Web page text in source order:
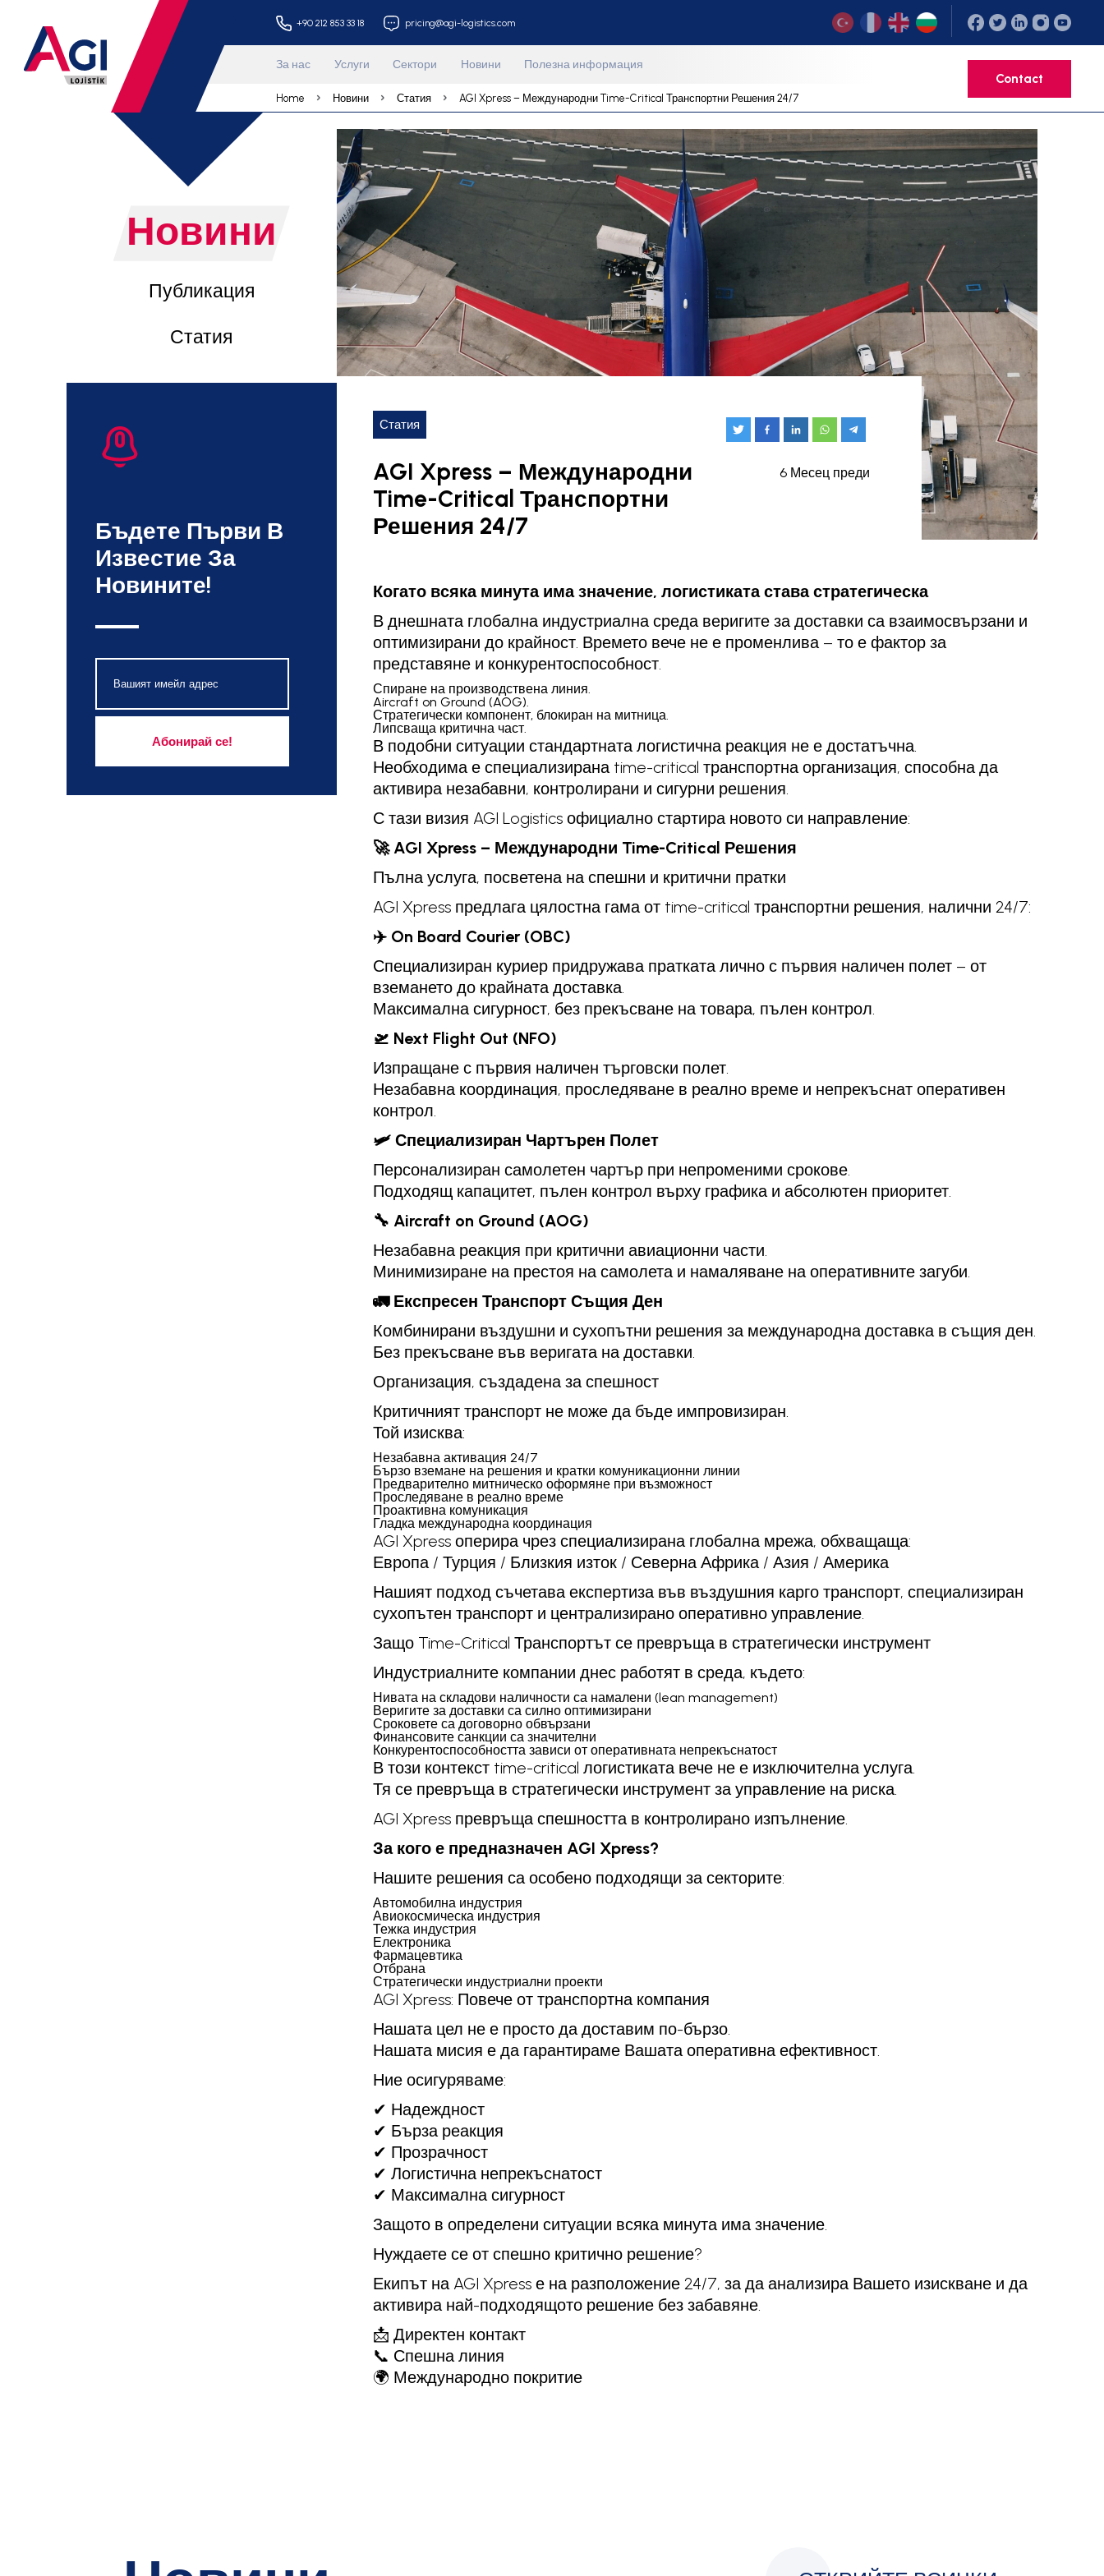
+90 212 853 33 18 pricing@agi-logistics.com
За нас Услуги Полезна информация
Home Новини Статия AGI Xpress – Международни Time-Critical Транспортни Решения 24/7
Новини
Публикация
Статия
Бъдете Първи В
Известие За
Новините!
Статия
AGI Xpress – Международни
Time-Critical Транспортни
Решения 24/7
6 Месец преди
Когато всяка минута има значение, логистиката става стратегическа
В днешната глобална индустриална среда веригите за доставки са взаимосвързани и
оптимизирани до крайност. Времето вече не е променлива – то е фактор за
представяне и конкурентоспособност.
Спиране на производствена линия.
Aircraft on Ground (AOG).
Стратегически компонент, блокиран на митница.
Липсваща критична част.
В подобни ситуации стандартната логистична реакция не е достатъчна.
Необходима е специализирана time-critical транспортна организация, способна да
активира незабавни, контролирани и сигурни решения.
С тази визия AGI Logistics официално стартира новото си направление:
🚀 AGI Xpress – Международни Time-Critical Решения
Пълна услуга, посветена на спешни и критични пратки
AGI Xpress предлага цялостна гама от time-critical транспортни решения, налични 24/7:
✈️ On Board Courier (OBC)
Специализиран куриер придружава пратката лично с първия наличен полет – от
вземането до крайната доставка.
Максимална сигурност, без прекъсване на товара, пълен контрол.
🛫 Next Flight Out (NFO)
Изпращане с първия наличен търговски полет.
Незабавна координация, проследяване в реално време и непрекъснат оперативен
контрол.
🛩️ Специализиран Чартърен Полет
Персонализиран самолетен чартър при непроменими срокове.
Подходящ капацитет, пълен контрол върху графика и абсолютен приоритет.
🔧 Aircraft on Ground (AOG)
Незабавна реакция при критични авиационни части.
Минимизиране на престоя на самолета и намаляване на оперативните загуби.
🚛 Експресен Транспорт Същия Ден
Комбинирани въздушни и сухопътни решения за международна доставка в същия ден.
Без прекъсване във веригата на доставки.
Организация, създадена за спешност
Критичният транспорт не може да бъде импровизиран.
Той изисква:
Незабавна активация 24/7
Бързо вземане на решения и кратки комуникационни линии
Предварително митническо оформяне при възможност
Проследяване в реално време
Проактивна комуникация
Гладка международна координация
AGI Xpress оперира чрез специализирана глобална мрежа, обхващаща:
Европа / Турция / Близкия изток / Северна Африка / Азия / Америка
Нашият подход съчетава експертиза във въздушния карго транспорт, специализиран
сухопътен транспорт и централизирано оперативно управление.
Защо Time-Critical Транспортът се превръща в стратегически инструмент
Индустриалните компании днес работят в среда, където:
Нивата на складови наличности са намалени (lean management)
Веригите за доставки са силно оптимизирани
Сроковете са договорно обвързани
Финансовите санкции са значителни
Конкурентоспособността зависи от оперативната непрекъснатост
В този контекст time-critical логистиката вече не е изключителна услуга.
Тя се превръща в стратегически инструмент за управление на риска.
AGI Xpress превръща спешността в контролирано изпълнение.
За кого е предназначен AGI Xpress?
Нашите решения са особено подходящи за секторите:
Автомобилна индустрия
Авиокосмическа индустрия
Тежка индустрия
Електроника
Фармацевтика
Отбрана
Стратегически индустриални проекти
AGI Xpress: Повече от транспортна компания
Нашата цел не е просто да доставим по-бързо.
Нашата мисия е да гарантираме Вашата оперативна ефективност.
Ние осигуряваме:
✔ Надеждност
✔ Бърза реакция
✔ Прозрачност
✔ Логистична непрекъснатост
✔ Максимална сигурност
Защото в определени ситуации всяка минута има значение.
Нуждаете се от спешно критично решение?
Екипът на AGI Xpress е на разположение 24/7, за да анализира Вашето изискване и да
активира най-подходящото решение без забавяне.
📩 Директен контакт
📞 Спешна линия
🌍 Международно покритие